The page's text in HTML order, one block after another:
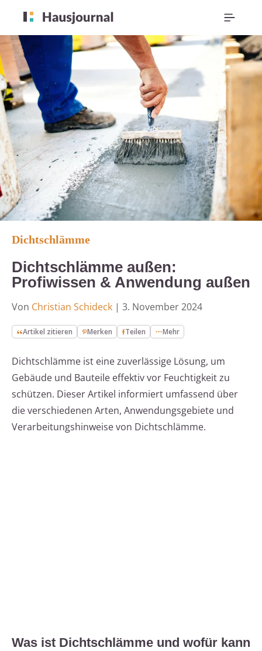
Dichtschlämme
Dichtschlämme außen:
Profiwissen & Anwendung außen
Von Christian Schideck | 3. November 2024
Artikel zitieren Merken Teilen Mehr
Dichtschlämme ist eine zuverlässige Lösung, um
Gebäude und Bauteile effektiv vor Feuchtigkeit zu
schützen. Dieser Artikel informiert umfassend über
die verschiedenen Arten, Anwendungsgebiete und
Verarbeitungshinweise von Dichtschlämme.
Was ist Dichtschlämme und wofür kann